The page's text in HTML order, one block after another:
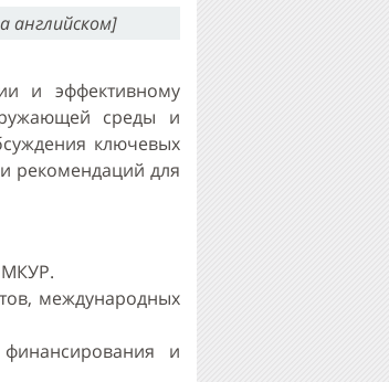
английском]
и эффективному
среды и
ключевых
рекомендаций для
МКУР.
международных
и